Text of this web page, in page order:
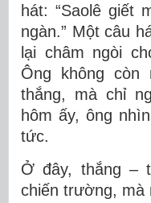
hát: “Saolê giết
ngàn.” Một câu
lại châm ngòi
Ông không còn
thắng, mà chỉ
hôm ấy, ông
tức.
Ở đây, thắng –
chiến trường, mà